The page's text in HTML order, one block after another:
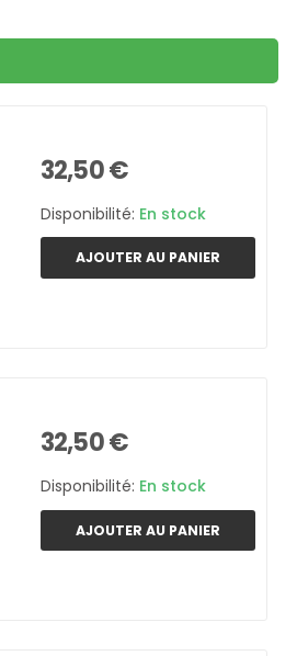
32,50 €
Disponibilité: En stock
AJOUTER AU PANIER
32,50 €
Disponibilité: En stock
AJOUTER AU PANIER